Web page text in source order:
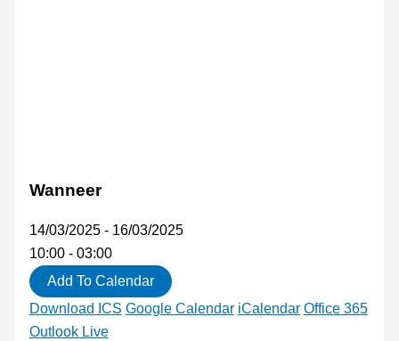
Wanneer
14/03/2025 - 16/03/2025
10:00 - 03:00
Add To Calendar
Download ICS Google Calendar iCalendar Office 365
Outlook Live